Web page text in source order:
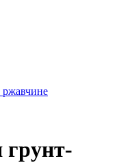
ржавчине
грунт-